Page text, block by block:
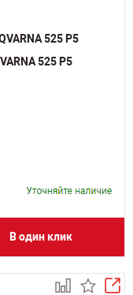
525 P5
В один клик